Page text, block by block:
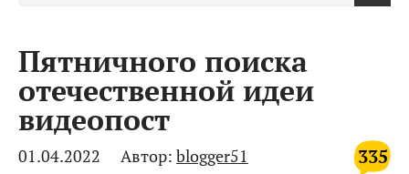
Пятничного поиска
отечественной идеи
видеопост
335
01.04.2022 Автор: blogger51